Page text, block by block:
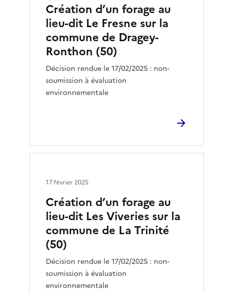
Création d’un forage au
lieu-dit Le Fresne sur la
commune de Dragey-
Ronthon (50)
Décision rendue le 17/02/2025 : non-
soumission à évaluation
environnementale
Création d’un forage au
lieu-dit Les Viveries sur la
commune de La Trinité
(50)
Décision rendue le 17/02/2025 : non-
soumission à évaluation
environnementale
17 février 2025